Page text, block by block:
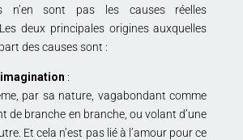
n’en sont pas les causes réelles
deux principales origines auxquelles
des causes sont :
:
par sa nature, vagabondant comme
de branche en branche, ou volant d’une
Et cela n’est pas lié à l’amour pour ce